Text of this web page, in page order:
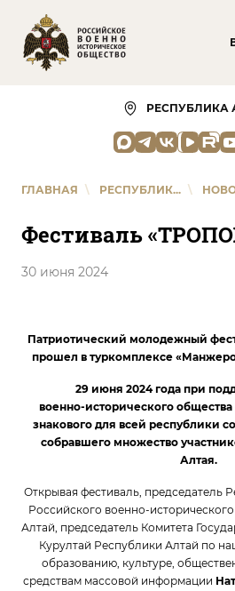
РЕСПУБЛИКА
ГЛАВНАЯ \ РЕСПУБЛИК... \
Фестиваль
30 июня 2024
Патриотический молодежный
прошел в туркомплексе
29 июня 2024 года при
военно-исторического общества
знакового для всей республики
собравшего множество
Алтая.
Открывая фестиваль, председатель
Российского военно-
Алтай, председатель Комитета
Курултай Республики Алтай по
образованию, культуре,
средствам массовой информации